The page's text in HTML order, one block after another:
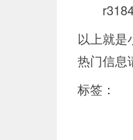
以上就是
热门信息
标签：